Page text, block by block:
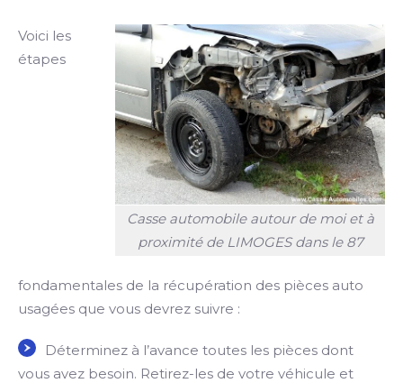
Casse automobile autour de moi et à
proximité de LIMOGES dans le 87
Voici les
étapes
fondamentales de la récupération des pièces auto
usagées que vous devrez suivre :
Déterminez à l’avance toutes les pièces dont
vous avez besoin. Retirez-les de votre véhicule et